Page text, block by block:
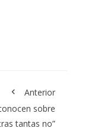
Anterior
sobre
tantas no”